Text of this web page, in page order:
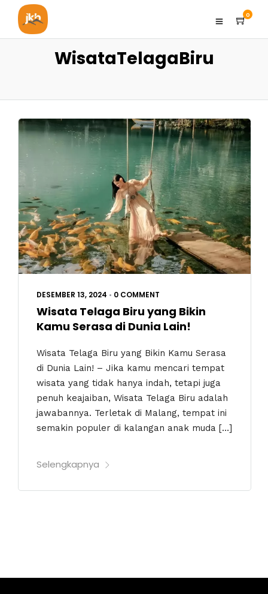
0
WisataTelagaBiru
DESEMBER 13, 2024 • 0 COMMENT
Wisata Telaga Biru yang Bikin
Kamu Serasa di Dunia Lain!
Wisata Telaga Biru yang Bikin Kamu Serasa
di Dunia Lain! – Jika kamu mencari tempat
wisata yang tidak hanya indah, tetapi juga
penuh keajaiban, Wisata Telaga Biru adalah
jawabannya. Terletak di Malang, tempat ini
semakin populer di kalangan anak muda […]
Selengkapnya